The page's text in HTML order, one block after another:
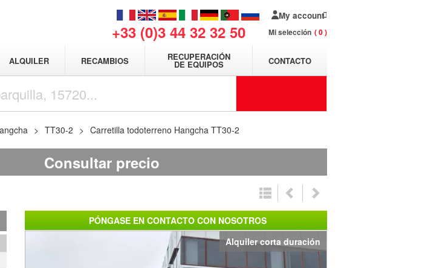
+33 (0)3 44 32 32 50
My account
Mi selección 0
ALQUILER RECAMBIOS RECUPERACIÓN
DE EQUIPOS CONTACTO
TT30-2 Carretilla todoterreno Hangcha TT30-2
Consultar precio
Alquiler corta duración
PÓNGASE EN CONTACTO CON NOSOTROS